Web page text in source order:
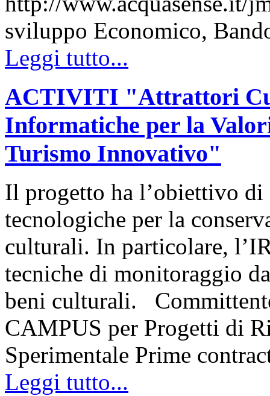
sviluppo Economico,
Leggi tutto...
ACTIVITI "Attrattori
Informatiche per la
Turismo Innovativo"
Il progetto ha l’obiettivo
tecnologiche per la
culturali. In particolare,
tecniche di monitoraggio
beni culturali.
CAMPUS per Progetti di
Sperimentale Prime
Leggi tutto...